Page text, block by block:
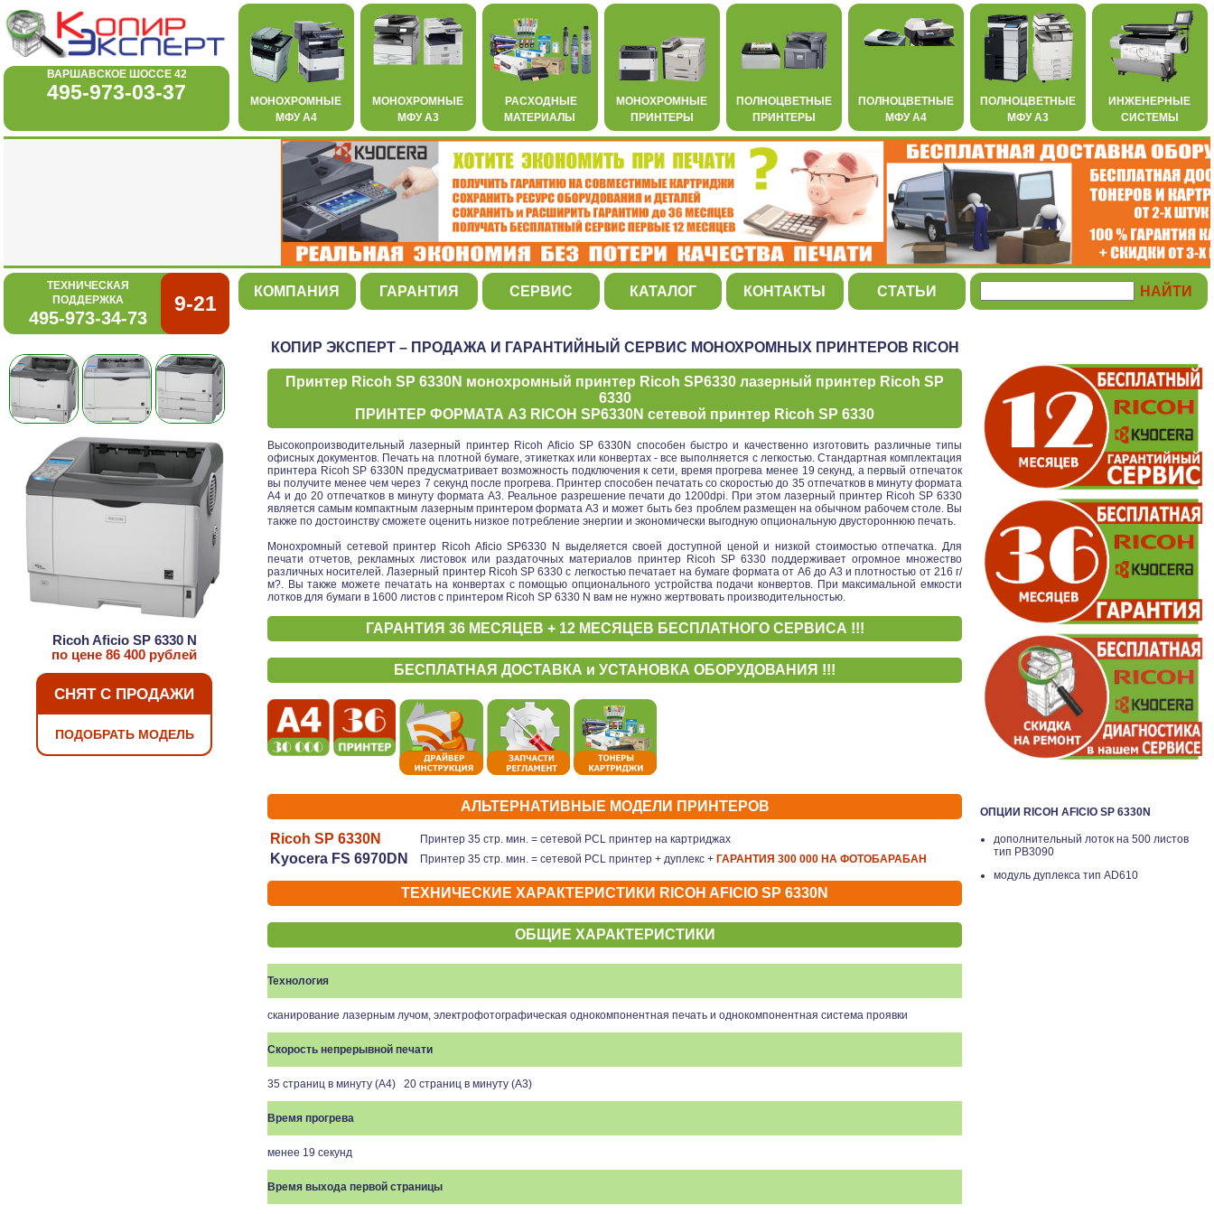
ВАРШАВСКОЕ ШОССЕ 42
495-973-03-37
МОНОХРОМНЫЕ
МФУ А4
МОНОХРОМНЫЕ
МФУ А3
РАСХОДНЫЕ
МАТЕРИАЛЫ
МОНОХРОМНЫЕ
ПРИНТЕРЫ
ПОЛНОЦВЕТНЫЕ
ПРИНТЕРЫ
ПОЛНОЦВЕТНЫЕ
МФУ А4
ПОЛНОЦВЕТНЫЕ
МФУ А3
ИНЖЕНЕРНЫЕ
СИСТЕМЫ
ТЕХНИЧЕСКАЯ
ПОДДЕРЖКА
495-973-34-73
9-21
КОМПАНИЯ ГАРАНТИЯ СЕРВИС КАТАЛОГ КОНТАКТЫ СТАТЬИ
Ricoh Aficio SP 6330 N
по цене 86 400 рублей
СНЯТ С ПРОДАЖИ
ПОДОБРАТЬ МОДЕЛЬ
КОПИР ЭКСПЕРТ – ПРОДАЖА И ГАРАНТИЙНЫЙ СЕРВИС МОНОХРОМНЫХ ПРИНТЕРОВ RICOH
Принтер Ricoh SP 6330N монохромный принтер Ricoh SP6330 лазерный принтер Ricoh SP
6330
ПРИНТЕР ФОРМАТА А3 RICOH SP6330N сетевой принтер Ricoh SP 6330
Высокопроизводительный лазерный принтер Ricoh Aficio SP 6330N способен быстро и качественно изготовить различные типы
офисных документов. Печать на плотной бумаге, этикетках или конвертах - все выполняется с легкостью. Стандартная комплектация
принтера Ricoh SP 6330N предусматривает возможность подключения к сети, время прогрева менее 19 секунд, а первый отпечаток
вы получите менее чем через 7 секунд после прогрева. Принтер способен печатать со скоростью до 35 отпечатков в минуту формата
А4 и до 20 отпечатков в минуту формата А3. Реальное разрешение печати до 1200dpi. При этом лазерный принтер Ricoh SP 6330
является самым компактным лазерным принтером формата А3 и может быть без проблем размещен на обычном рабочем столе. Вы
также по достоинству сможете оценить низкое потребление энергии и экономически выгодную опциональную двустороннюю печать.
Монохромный сетевой принтер Ricoh Aficio SP6330 N выделяется своей доступной ценой и низкой стоимостью отпечатка. Для
печати отчетов, рекламных листовок или раздаточных материалов принтер Ricoh SP 6330 поддерживает огромное множество
различных носителей. Лазерный принтер Ricoh SP 6330 с легкостью печатает на бумаге формата от A6 до A3 и плотностью от 216 г/
м?. Вы также можете печатать на конвертах с помощью опционального устройства подачи конвертов. При максимальной емкости
лотков для бумаги в 1600 листов с принтером Ricoh SP 6330 N вам не нужно жертвовать производительностью.
ГАРАНТИЯ 36 МЕСЯЦЕВ + 12 МЕСЯЦЕВ БЕСПЛАТНОГО СЕРВИСА !!!
БЕСПЛАТНАЯ ДОСТАВКА и УСТАНОВКА ОБОРУДОВАНИЯ !!!
АЛЬТЕРНАТИВНЫЕ МОДЕЛИ ПРИНТЕРОВ
Ricoh SP 6330N Принтер 35 стр. мин. = сетевой PCL принтер на картриджах
Kyocera FS 6970DN Принтер 35 стр. мин. = сетевой PCL принтер + дуплекс + ГАРАНТИЯ 300 000 НА ФОТОБАРАБАН
ТЕХНИЧЕСКИЕ ХАРАКТЕРИСТИКИ RICOH AFICIO SP 6330N
ОБЩИЕ ХАРАКТЕРИСТИКИ
Технология
сканирование лазерным лучом, электрофотографическая однокомпонентная печать и однокомпонентная система проявки
Скорость непрерывной печати
35 страниц в минуту (A4) 20 страниц в минуту (A3)
Время прогрева
менее 19 секунд
Время выхода первой страницы
ОПЦИИ RICOH AFICIO SP 6330N
дополнительный лоток на 500 листов
тип PB3090
модуль дуплекса тип AD610